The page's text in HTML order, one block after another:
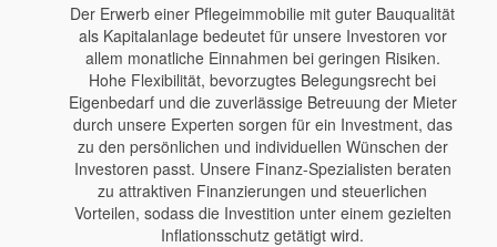
Der Erwerb einer Pflegeimmobilie mit guter Bauqualität
als Kapitalanlage bedeutet für unsere Investoren vor
allem monatliche Einnahmen bei geringen Risiken.
Hohe Flexibilität, bevorzugtes Belegungsrecht bei
Eigenbedarf und die zuverlässige Betreuung der Mieter
durch unsere Experten sorgen für ein Investment, das
zu den persönlichen und individuellen Wünschen der
Investoren passt. Unsere Finanz-Spezialisten beraten
zu attraktiven Finanzierungen und steuerlichen
Vorteilen, sodass die Investition unter einem gezielten
Inflationsschutz getätigt wird.